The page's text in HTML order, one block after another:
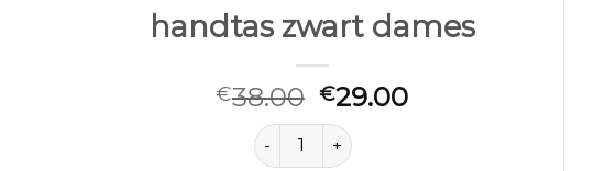
handtas zwart dames
€38.00 €29.00
handtas zwart dames aantal